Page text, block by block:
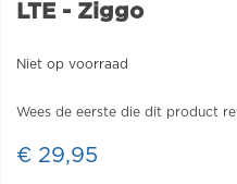
LTE - Ziggo
Niet op voorraad
Wees de eerste die dit product
€ 29,95